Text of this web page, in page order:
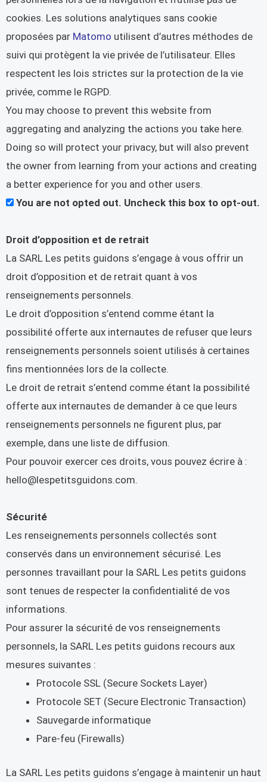
cookies. Les solutions analytiques sans cookie
proposées par Matomo utilisent d’autres méthodes de
suivi qui protègent la vie privée de l’utilisateur. Elles
respectent les lois strictes sur la protection de la vie
privée, comme le RGPD.
You may choose to prevent this website from
aggregating and analyzing the actions you take here.
Doing so will protect your privacy, but will also prevent
the owner from learning from your actions and creating
a better experience for you and other users.
You are not opted out. Uncheck this box to opt-out.
Droit d’opposition et de retrait
La SARL Les petits guidons s’engage à vous offrir un
droit d’opposition et de retrait quant à vos
renseignements personnels.
Le droit d’opposition s’entend comme étant la
possibilité offerte aux internautes de refuser que leurs
renseignements personnels soient utilisés à certaines
fins mentionnées lors de la collecte.
Le droit de retrait s’entend comme étant la possibilité
offerte aux internautes de demander à ce que leurs
renseignements personnels ne figurent plus, par
exemple, dans une liste de diffusion.
Pour pouvoir exercer ces droits, vous pouvez écrire à :
hello@lespetitsguidons.com.
Sécurité
Les renseignements personnels collectés sont
conservés dans un environnement sécurisé. Les
personnes travaillant pour la SARL Les petits guidons
sont tenues de respecter la confidentialité de vos
informations.
Pour assurer la sécurité de vos renseignements
personnels, la SARL Les petits guidons recours aux
mesures suivantes :
Protocole SSL (Secure Sockets Layer)
Protocole SET (Secure Electronic Transaction)
Sauvegarde informatique
Pare-feu (Firewalls)
La SARL Les petits guidons s’engage à maintenir un haut